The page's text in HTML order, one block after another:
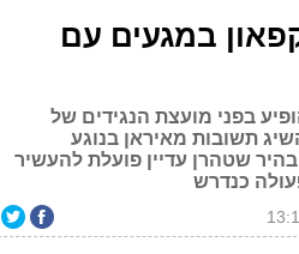
במגעים עם
בפני מועצת הנגידים של
תשובות מאיראן בנוגע
שטהרן עדיין פועלת להעשיר
כנדרש